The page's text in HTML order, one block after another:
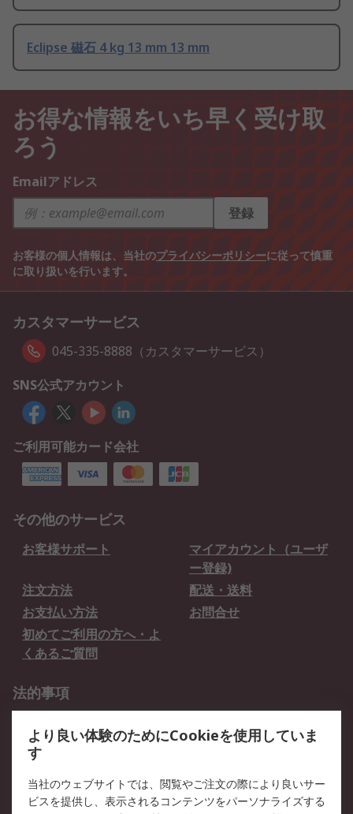
Eclipse 磁石 4 kg 13 mm 13 mm
お得な情報をいち早く受け取
ろう
Emailアドレス
登録
お客様の個人情報は、当社のプライバシーポリシーに従って慎重
に取り扱いを行います。
カスタマーサービス
045-335-8888（カスタマーサービス）
SNS公式アカウント
ご利用可能カード会社
その他のサービス
お客様サポート
マイアカウント（ユーザ
ー登録)
注文方法
配送・送料
お支払い方法
お問合せ
初めてご利用の方へ・よ
くあるご質問
法的事項
クッキーポリシー
RSについて
より良い体験のためにCookieを使用していま
す
当社のウェブサイトでは、閲覧やご注文の際により良いサー
ビスを提供し、表示されるコンテンツをパーソナライズする